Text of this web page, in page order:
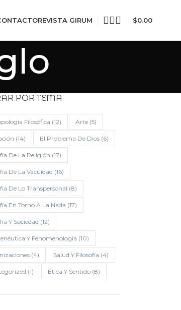
REVISTA GIRUM $0.00
POR TEMA
Filosófica (12) Arte(5)
(14) El Problema De Dios(6)
De La Religión (17)
De La Vacuidad (16)
De Lo Transpersonal (8)
En Torno A La Nada (17)
Y Sociedad (12)
Y Fenomenología (10)
(4) Salud Y Filosofía (4)
(1) Ética Y Sentido(8)